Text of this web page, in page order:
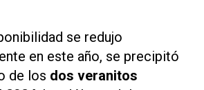
se redujo
en este año, se precipitó
de los dos veranitos